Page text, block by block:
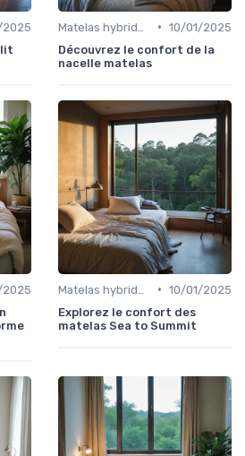
2025
lit
• 10/01/2025
Découvrez le confort de la
nacelle matelas
2025
• 10/01/2025
Explorez le confort des
matelas Sea to Summit